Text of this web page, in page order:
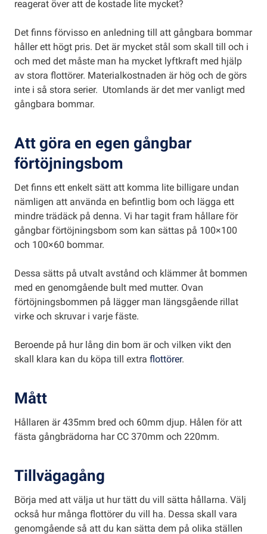
reagerat över att de kostade lite mycket?
Det finns förvisso en anledning till att gångbara bommar
håller ett högt pris. Det är mycket stål som skall till och i
och med det måste man ha mycket lyftkraft med hjälp
av stora flottörer. Materialkostnaden är hög och de görs
inte i så stora serier. Utomlands är det mer vanligt med
gångbara bommar.
Att göra en egen gångbar
förtöjningsbom
Det finns ett enkelt sätt att komma lite billigare undan
nämligen att använda en befintlig bom och lägga ett
mindre trädäck på denna. Vi har tagit fram hållare för
gångbar förtöjningsbom som kan sättas på 100×100
och 100×60 bommar.
Dessa sätts på utvalt avstånd och klämmer åt bommen
med en genomgående bult med mutter. Ovan
förtöjningsbommen på lägger man längsgående rillat
virke och skruvar i varje fäste.
Beroende på hur lång din bom är och vilken vikt den
skall klara kan du köpa till extra flottörer.
Mått
Hållaren är 435mm bred och 60mm djup. Hålen för att
fästa gångbrädorna har CC 370mm och 220mm.
Tillvägagång
Börja med att välja ut hur tätt du vill sätta hållarna. Välj
också hur många flottörer du vill ha. Dessa skall vara
genomgående så att du kan sätta dem på olika ställen